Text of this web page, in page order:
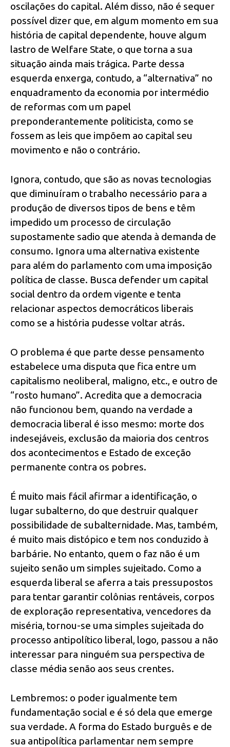
oscilações do capital. Além disso, não é sequer
possível dizer que, em algum momento em sua
história de capital dependente, houve algum
lastro de Welfare State, o que torna a sua
situação ainda mais trágica. Parte dessa
esquerda enxerga, contudo, a “alternativa” no
enquadramento da economia por intermédio
de reformas com um papel
preponderantemente politicista, como se
fossem as leis que impõem ao capital seu
movimento e não o contrário.
Ignora, contudo, que são as novas tecnologias
que diminuíram o trabalho necessário para a
produção de diversos tipos de bens e têm
impedido um processo de circulação
supostamente sadio que atenda à demanda de
consumo. Ignora uma alternativa existente
para além do parlamento com uma imposição
política de classe. Busca defender um capital
social dentro da ordem vigente e tenta
relacionar aspectos democráticos liberais
como se a história pudesse voltar atrás.
O problema é que parte desse pensamento
estabelece uma disputa que fica entre um
capitalismo neoliberal, maligno, etc., e outro de
“rosto humano”. Acredita que a democracia
não funcionou bem, quando na verdade a
democracia liberal é isso mesmo: morte dos
indesejáveis, exclusão da maioria dos centros
dos acontecimentos e Estado de exceção
permanente contra os pobres.
É muito mais fácil afirmar a identificação, o
lugar subalterno, do que destruir qualquer
possibilidade de subalternidade. Mas, também,
é muito mais distópico e tem nos conduzido à
barbárie. No entanto, quem o faz não é um
sujeito senão um simples sujeitado. Como a
esquerda liberal se aferra a tais pressupostos
para tentar garantir colônias rentáveis, corpos
de exploração representativa, vencedores da
miséria, tornou-se uma simples sujeitada do
processo antipolítico liberal, logo, passou a não
interessar para ninguém sua perspectiva de
classe média senão aos seus crentes.
Lembremos: o poder igualmente tem
fundamentação social e é só dela que emerge
sua verdade. A forma do Estado burguês e de
sua antipolítica parlamentar nem sempre